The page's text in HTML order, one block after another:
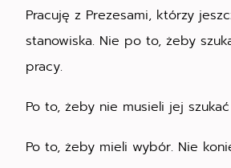
Pracuję z Prezesami, którzy
stanowiska. Nie po to, żeby
pracy.
Po to, żeby nie musieli jej
Po to, żeby mieli wybór. Nie